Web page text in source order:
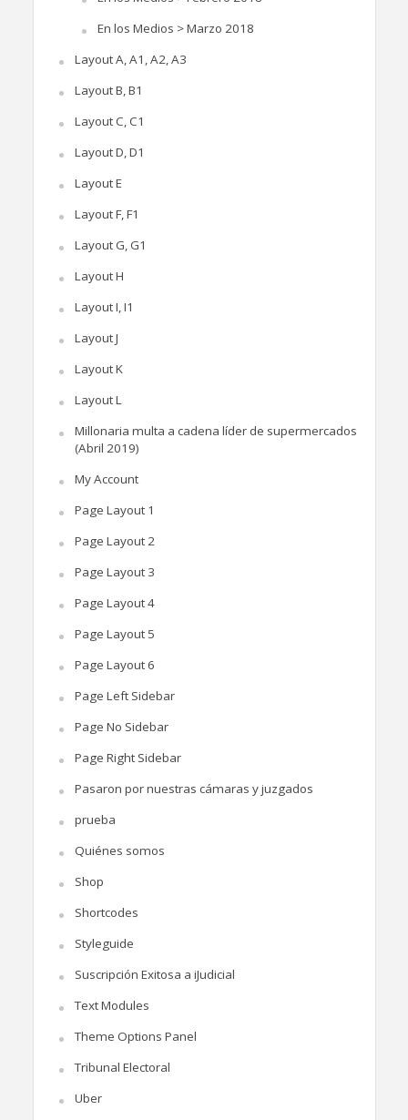
En los Medios > Marzo 2018
Layout A, A1, A2, A3
Layout B, B1
Layout C, C1
Layout D, D1
Layout E
Layout F, F1
Layout G, G1
Layout H
Layout I, I1
Layout J
Layout K
Layout L
Millonaria multa a cadena líder de supermercados
(Abril 2019)
My Account
Page Layout 1
Page Layout 2
Page Layout 3
Page Layout 4
Page Layout 5
Page Layout 6
Page Left Sidebar
Page No Sidebar
Page Right Sidebar
Pasaron por nuestras cámaras y juzgados
prueba
Quiénes somos
Shop
Shortcodes
Styleguide
Suscripción Exitosa a iJudicial
Text Modules
Theme Options Panel
Tribunal Electoral
Uber